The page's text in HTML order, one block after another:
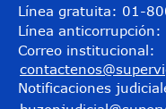
Línea gratuita: 01-
Línea anticorrupción:
Correo institucional:
Notificaciones